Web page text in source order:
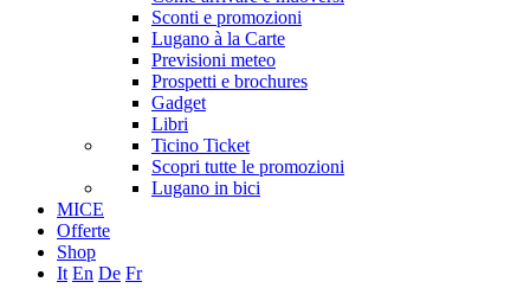
Sconti e promozioni
Lugano à la Carte
Previsioni meteo
Prospetti e brochures
Gadget
Libri
Ticino Ticket
Scopri tutte le promozioni
Lugano in bici
MICE
Offerte
Shop
It En De Fr